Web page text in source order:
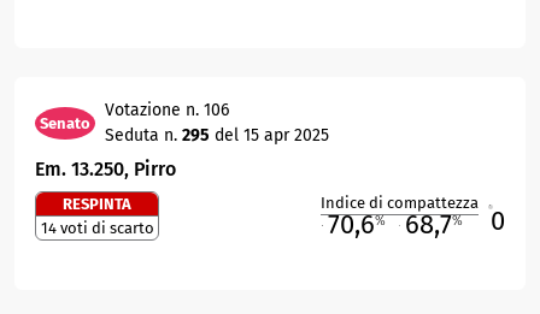
Senato
Votazione n. 106
Seduta n. 295 del 15 apr 2025
Em. 13.250, Pirro
RESPINTA
14 voti di scarto
Indice di compattezza
70,6% 68,7% 0